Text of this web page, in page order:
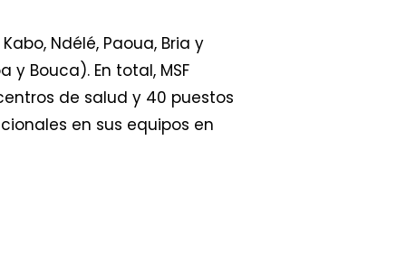
Ndélé, Paoua, Bria y
y Bouca). En total, MSF
de salud y 40 puestos
en sus equipos en